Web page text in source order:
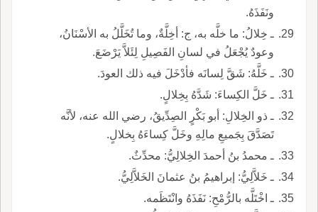
ونَفَذَهُ.
ـ خِلالُ: ما خلَّه به، ج: أخِلَّةٌ، وما تُخَلَّلُ به الأسْنَانُ،
وعودٌ يُجْعَلُ في لسانِ الفَصِيلِ لِئَلاَّ يَرْضَعَ.
ـ خَلَّهُ: شَقَّ لِسانَه فأدْخَلَ فيه ذلك العودَ.
ـ خَلَّ الكِساءَ: شَدَّهُ بِخِلالٍ.
ـ ذو الخِلالِ: أبو بَكْرٍ الصِدِّيقُ، رضي الله عنه، لأنَّه
تَصَدَّقَ بِجَميعِ مالِهِ وخَلَّ كِساءَهُ بِخلالٍ.
ـ محمدُ بنُ أحمدَ الخِلالِيُّ: محدِّثٌ.
ـ خَلاَّلِيُّ: إبراهيمُ بنُ عثمانَ الخَلاَّلِيُّ.
ـ اخْتَلَّه بالرُّمْحِ: نَفَذَهُ وانْتَظَمه.